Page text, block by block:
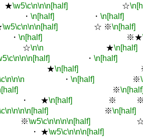
\w5\c\n\n\n[half] ☆
\n[half] ・ \n[half]
\w5\c\n\n\n[half] ☆ ※\n[half]
\n[half] ※★
\n\n ★\n[half]
\c\n\n\n[half] ・ \n[half]
\n[half]
\n\n\n ・ \n[half] ※
※\n[half]
★\n[half] ※ ※
\n\n\n\n[half] ※\n[half]
\w5\c\n\n\n\n[half] ☆
★\w5\c\n\n\n[half]